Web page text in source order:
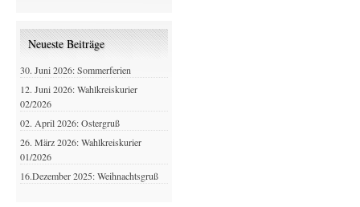
Neueste Beiträge
30. Juni 2026: Sommerferien
12. Juni 2026: Wahlkreiskurier
02/2026
02. April 2026: Ostergruß
26. März 2026: Wahlkreiskurier
01/2026
16.Dezember 2025: Weihnachtsgruß